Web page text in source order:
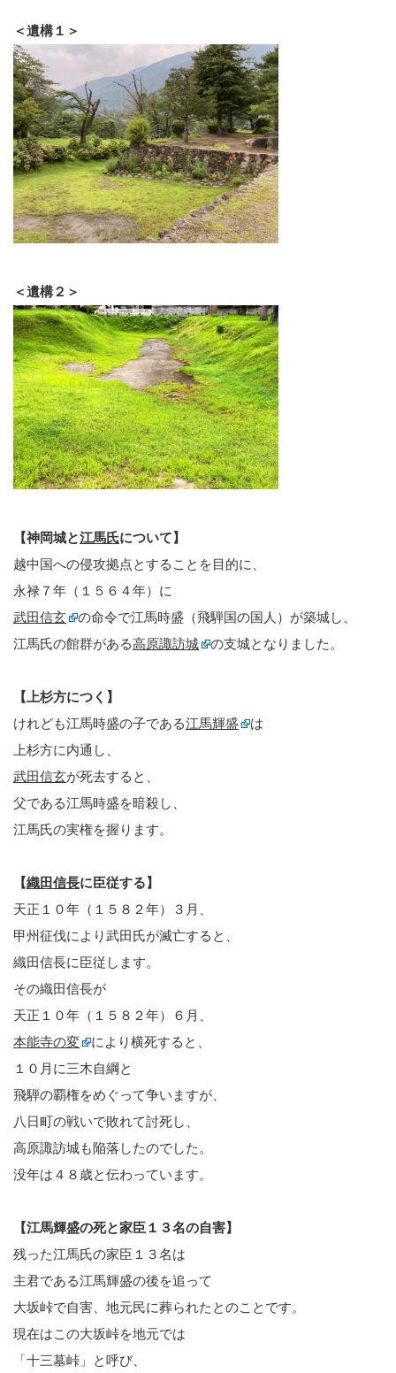
＜遺構１＞
＜遺構２＞
【神岡城と江馬氏について】
越中国への侵攻拠点とすることを目的に、
永禄７年（１５６４年）に
武田信玄
の命令で江馬時盛（飛騨国の国人）が築城し、
江馬氏の館群がある高原諏訪城 の支城となりました。
【上杉方につく】
けれども江馬時盛の子である江馬輝盛
は
上杉方に内通し、
武田信玄が死去すると、
父である江馬時盛を暗殺し、
江馬氏の実権を握ります。
【織田信長に臣従する】
天正１０年（１５８２年）３月、
甲州征伐により武田氏が滅亡すると、
織田信長に臣従します。
その織田信長が
天正１０年（１５８２年）６月、
本能寺の変
により横死すると、
１０月に三木自綱と
飛騨の覇権をめぐって争いますが、
八日町の戦いで敗れて討死し、
高原諏訪城も陥落したのでした。
没年は４８歳と伝わっています。
【江馬輝盛の死と家臣１３名の自害】
残った江馬氏の家臣１３名は
主君である江馬輝盛の後を追って
大坂峠で自害、地元民に葬られたとのことです。
現在はこの大坂峠を地元では
「十三墓峠」と呼び、